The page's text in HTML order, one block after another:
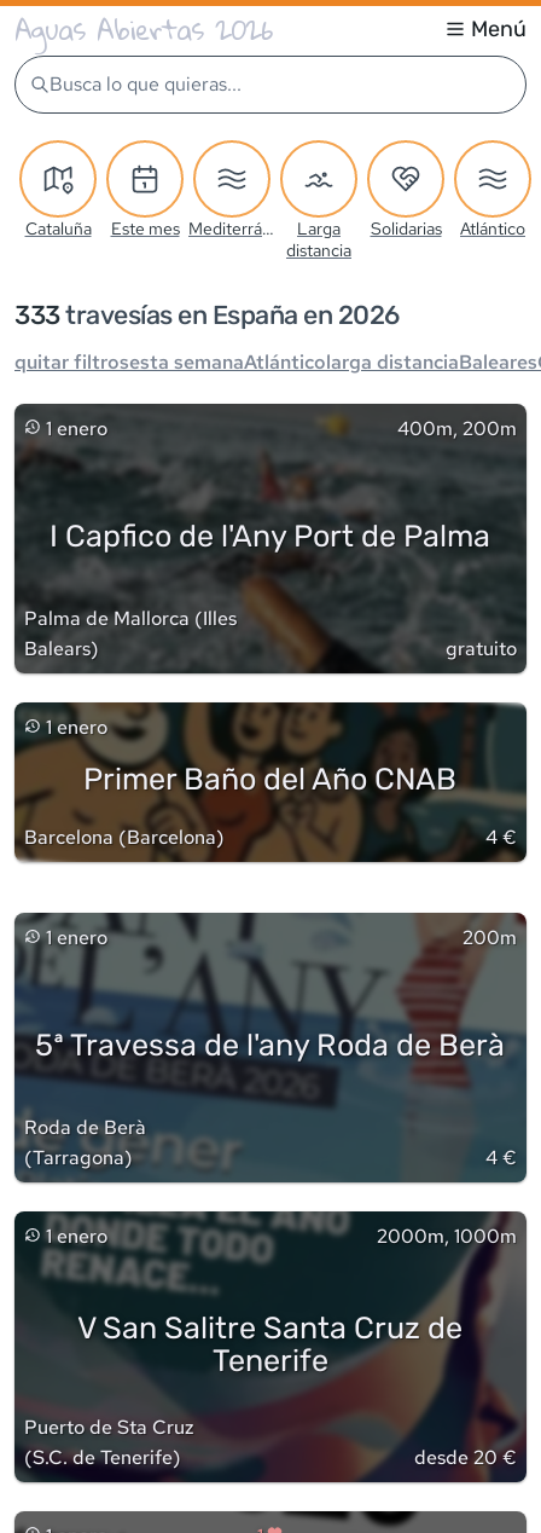
Aguas Abiertas 2026 Menú
Busca lo que quieras...
Cataluña Este mes Mediterráneo
Larga
distancia
Solidarias Atlántico
333travesías en España en 2026
quitar filtrosesta semanaAtlánticolarga distanciaBaleares
1 enero 400m, 200m
I Capfico de l'Any Port de Palma
Palma de Mallorca (Illes
Balears) gratuito
1 enero
Primer Baño del Año CNAB
Barcelona (Barcelona) 4 €
1 enero 200m
5ª Travessa de l'any Roda de Berà
Roda de Berà
(Tarragona) 4 €
1 enero 2000m, 1000m
V San Salitre Santa Cruz de
Tenerife
Puerto de Sta Cruz
(S.C. de Tenerife) desde 20 €